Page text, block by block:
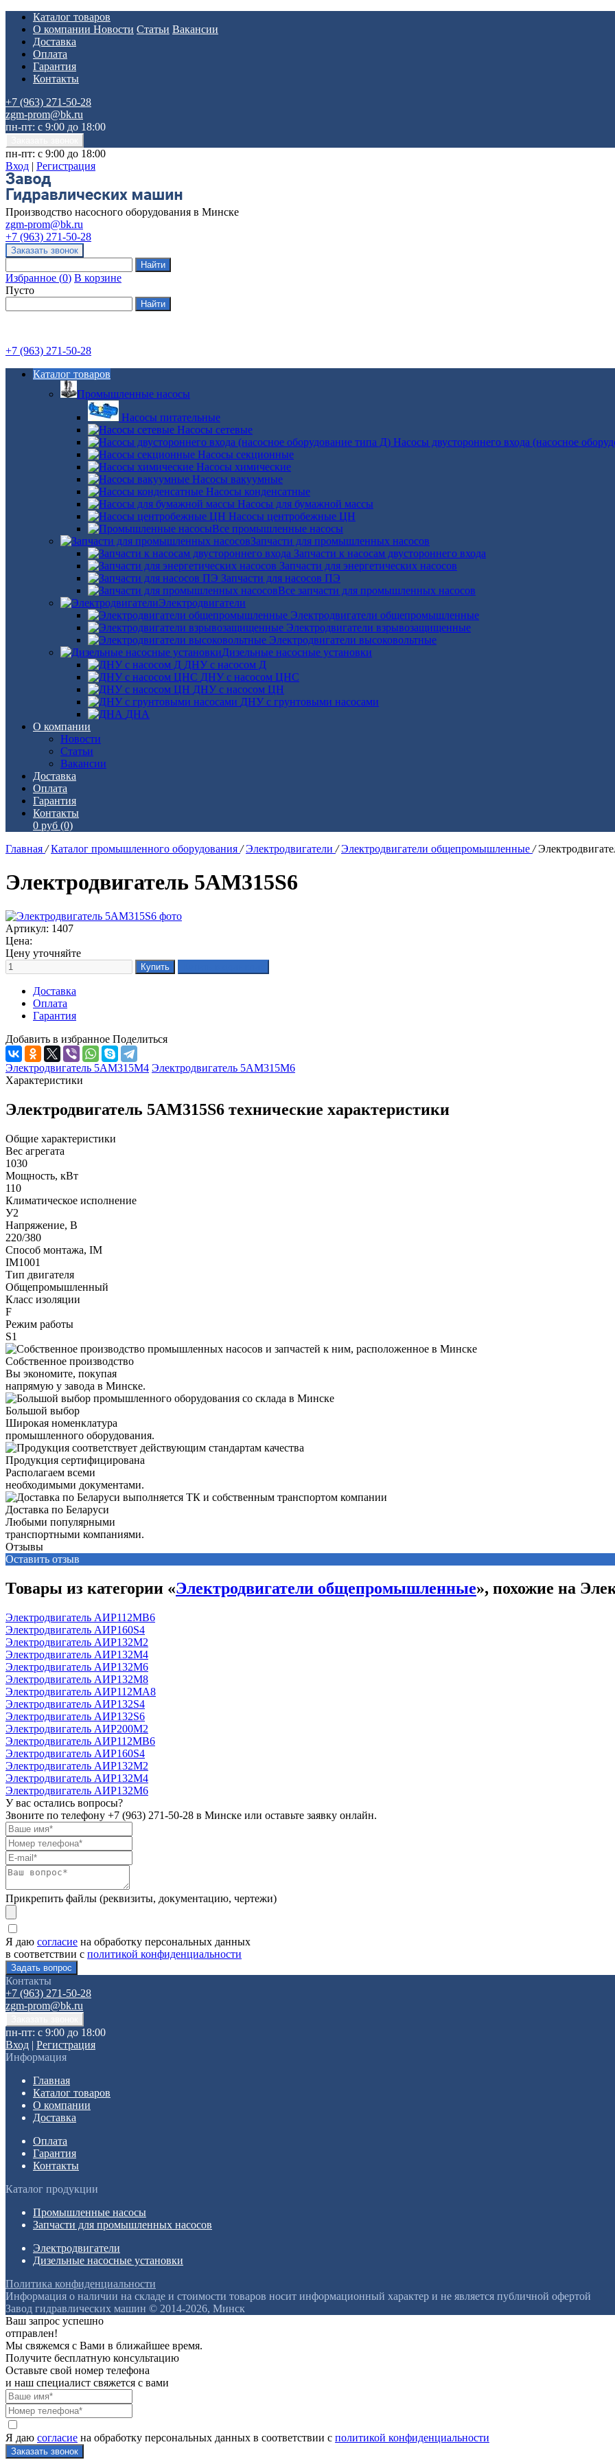
Каталог товаров
О компании Новости Статьи Вакансии
Доставка
Оплата
Гарантия
Контакты
+7 (963) 271-50-28
zgm-prom@bk.ru
пн-пт: с 9:00 до 18:00
пн-пт: с 9:00 до 18:00
Вход | Регистрация
Производство насосного оборудования в Минске
zgm-prom@bk.ru
+7 (963) 271-50-28
Избранное (0) В корзине
Пусто
+7 (963) 271-50-28
Каталог товаров
Промышленные насосы
Насосы питательные
Насосы сетевые
Насосы двустороннего входа (насосное
Насосы секционные
Насосы химические
Насосы вакуумные
Насосы конденсатные
Насосы для бумажной массы
Насосы центробежные ЦН
Все промышленные насосы
Запчасти для промышленных насосов
Запчасти к насосам двустороннего входа
Запчасти для энергетических насосов
Запчасти для насосов ПЭ
Все запчасти для промышленных насосов
Электродвигатели
Электродвигатели общепромышленные
Электродвигатели взрывозащищенные
Электродвигатели высоковольтные
Дизельные насосные установки
ДНУ с насосом Д
ДНУ с насосом ЦНС
ДНУ с насосом ЦН
ДНУ с грунтовыми насосами
ДНА
О компании
Новости
Статьи
Вакансии
Доставка
Оплата
Гарантия
Контакты
0 руб (0)
Главная / Каталог промышленного оборудования / Электродвигатели / Электродвигатели общепромышленные /
Электродвигатель 5АМ315S6
Артикул: 1407
Цена:
Цену уточняйте
Доставка
Оплата
Гарантия
Добавить в избранное Поделиться
Электродвигатель 5АМ315М4 Электродвигатель 5АМ315М6
Характеристики
Электродвигатель 5АМ315S6 технические характеристики
Общие характеристики
Вес агрегата
1030
Мощность, кВт
110
Климатическое исполнение
У2
Напряжение, В
220/380
Способ монтажа, IM
IM1001
Тип двигателя
Общепромышленный
Класс изоляции
F
Режим работы
S1
Собственное производство
Вы экономите, покупая
напрямую у завода в Минске.
Большой выбор
Широкая номенклатура
промышленного оборудования.
Продукция сертифицирована
Располагаем всеми
необходимыми документами.
Доставка по Беларуси
Любыми популярными
транспортными компаниями.
Отзывы
Оставить отзыв
Товары из категории «Электродвигатели общепромышленные», похожие на
Электродвигатель АИР112MB6
Электродвигатель АИР160S4
Электродвигатель АИР132М2
Электродвигатель АИР132М4
Электродвигатель АИР132М6
Электродвигатель АИР132М8
Электродвигатель АИР112МА8
Электродвигатель АИР132S4
Электродвигатель АИР132S6
Электродвигатель АИР200М2
Электродвигатель АИР112MB6
Электродвигатель АИР160S4
Электродвигатель АИР132М2
Электродвигатель АИР132М4
Электродвигатель АИР132М6
У вас остались вопросы?
Звоните по телефону +7 (963) 271-50-28 в Минске или оставьте заявку онлайн.
Прикрепить файлы (реквизиты, документацию, чертежи)
Я даю согласие на обработку персональных данных
в соответствии с политикой конфиденциальности
Контакты
+7 (963) 271-50-28
zgm-prom@bk.ru
пн-пт: с 9:00 до 18:00
Вход | Регистрация
Информация
Главная
Каталог товаров
О компании
Доставка
Оплата
Гарантия
Контакты
Каталог продукции
Промышленные насосы
Запчасти для промышленных насосов
Электродвигатели
Дизельные насосные установки
Политика конфиденциальности
Информация о наличии на складе и стоимости товаров носит информационный характер и не является публичной офертой
Завод гидравлических машин © 2014-2026, Минск
Ваш запрос успешно
отправлен!
Мы свяжемся с Вами в ближайшее время.
Получите бесплатную консультацию
Оставьте свой номер телефона
и наш специалист свяжется с вами
Я даю согласие на обработку персональных данных в соответствии с политикой конфиденциальности